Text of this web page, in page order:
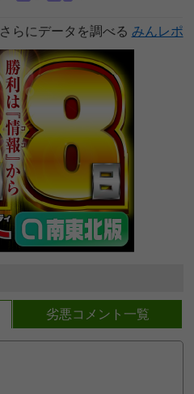
さらにデータを調べる みんレポ
劣悪コメント一覧